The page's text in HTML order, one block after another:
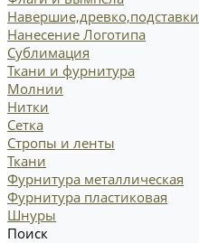
Навершие,древко,подставки
Нанесение Логотипа
Сублимация
Ткани и фурнитура
Молнии
Нитки
Сетка
Стропы и ленты
Ткани
Фурнитура металлическая
Фурнитура пластиковая
Шнуры
Поиск